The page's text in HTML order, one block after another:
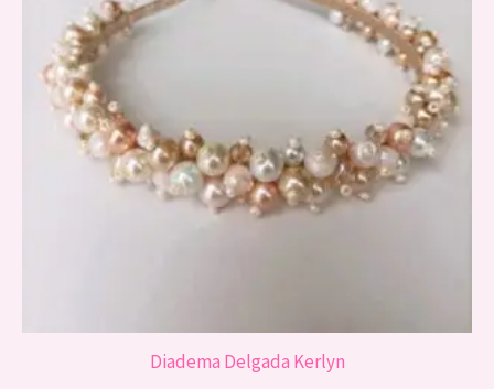
Diadema Delgada Kerlyn